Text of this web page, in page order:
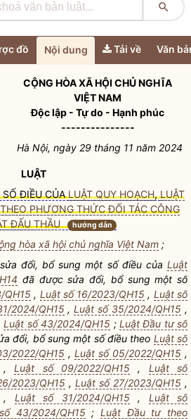

đồ Nội dung Tải về Văn
CỘNG HÒA XÃ HỘI CHỦ NGHĨA
VIỆT NAM
Độc lập - Tự do - Hạnh phúc
---------------
Hà Nội, ngày 29 tháng 11 năm 2024
LUẬT
SỐ ĐIỀU CỦALUẬT QUY HOẠCH,LUẬT
PHƯƠNG THỨC ĐỐI TÁC CÔNG
ĐẤU THẦU hướng dẫn
hòa xã hội chủ nghĩa Việt Nam ;
đổi, bổ sung một số điều củaLuật
đã được sửa đổi, bổ sung một số
QH15 , Luật số 16/2023/QH15 , Luật số
2024/QH15 ,Luật số 35/2024/QH15 ,
Luật số 43/2024/QH15 ; Luật Đầu tư số
đổi, bổ sung một số điều theo Luật số
2022/QH15 , Luật số 05/2022/QH15 ,
,Luật số 09/2022/QH15 , Luật số
2023/QH15 , Luật số 27/2023/QH15 ,
, Luật số 31/2024/QH15 , Luật số
43/2024/QH15 ;Luật Đầu tư theo